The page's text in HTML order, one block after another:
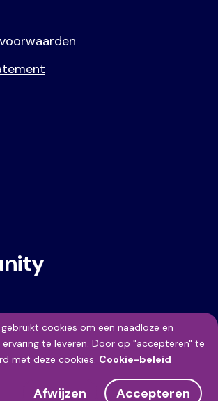
cookies om een naadloze en
te leveren. Door op "accepteren" te
met deze cookies. Cookie-beleid
Afwijzen Accepteren